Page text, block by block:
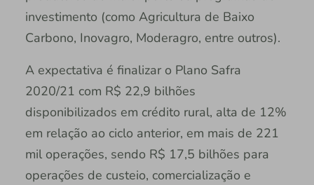
investimento (como Agricultura de Baixo
Carbono, Inovagro, Moderagro, entre outros).
A expectativa é finalizar o Plano Safra
2020/21 com R$ 22,9 bilhões
disponibilizados em crédito rural, alta de 12%
em relação ao ciclo anterior, em mais de 221
mil operações, sendo R$ 17,5 bilhões para
operações de custeio, comercialização e